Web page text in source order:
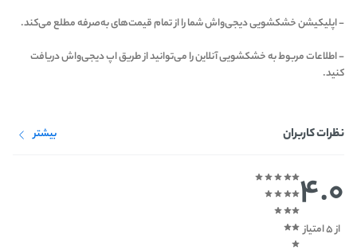
- اپلیکیشن خشکشویی دیجی‌واش شما را از تمام قیمت‌های به‌صرفه مطلع می‌کند.
- اطلاعات مربوط به خشکشویی آنلاین را می‌توانید از طریق اپ دیجی‌واش دریافت
کنید.
نظرات کاربران بیشتر
4.0
از 5 امتیاز